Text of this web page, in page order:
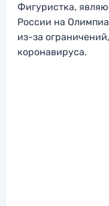
Фигуристка,
России на
из-за
коронавируса.